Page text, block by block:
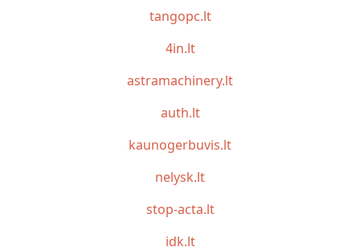
tangopc.lt
4in.lt
astramachinery.lt
auth.lt
kaunogerbuvis.lt
nelysk.lt
stop-acta.lt
idk.lt